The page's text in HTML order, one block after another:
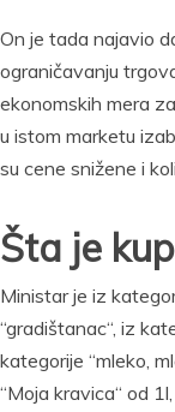
On je tada najavio
ograničavanju
ekonomskih mera
u istom marketu
su cene snižene i
Šta je
Ministar je iz
“gradištanac“, iz
kategorije “mleko,
“Moja kravica“ od